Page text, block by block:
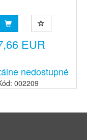
EUR
nedostupné
002209